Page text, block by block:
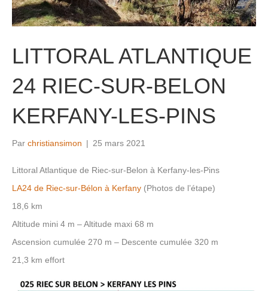
LITTORAL ATLANTIQUE
24 RIEC-SUR-BELON
KERFANY-LES-PINS
Par christiansimon | 25 mars 2021
Littoral Atlantique de Riec-sur-Belon à Kerfany-les-Pins
LA24 de Riec-sur-Bélon à Kerfany (Photos de l’étape)
18,6 km
Altitude mini 4 m – Altitude maxi 68 m
Ascension cumulée 270 m – Descente cumulée 320 m
21,3 km effort